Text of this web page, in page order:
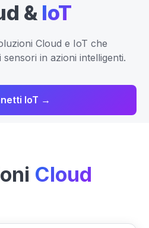
& IoT
Cloud e IoT che
in azioni intelligenti.
IoT →
Cloud